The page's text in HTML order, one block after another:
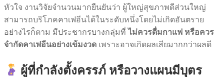
หัวใจ งานวิจัยจำนวนมากยืนยันว่า ผู้ใหญ่สุขภาพดีส่วนใหญ่
สามารถบริโภคคาเฟอีนได้ในระดับหนึ่งโดยไม่เกิดอันตราย
อย่างไรก็ตาม มีประชากรบางกลุ่มที่ไม่ควรดื่มกาแฟ หรือควร
จำกัดคาเฟอีนอย่างเข้มงวด เพราะอาจเกิดผลเสียมากกว่าผลดี
ผู้ที่กำลังตั้งครรภ์ หรือวางแผนมีบุตร